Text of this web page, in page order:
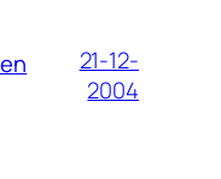
21-12-
2004